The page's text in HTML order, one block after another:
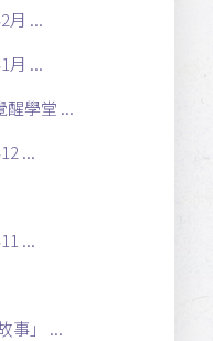
月 ...
月 ...
醒學堂 ...
...
...
事」 ...